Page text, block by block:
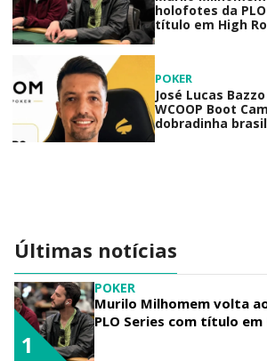
holofotes da
título em High
POKER
José Lucas
WCOOP Boot
dobradinha
Últimas notícias
POKER
Murilo Milhomem volta
PLO Series com título em
1